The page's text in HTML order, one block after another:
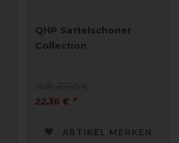
QHP Sattelschoner
Collection
22,36 € *
ARTIKEL MERKEN